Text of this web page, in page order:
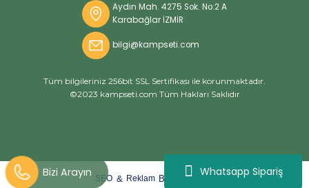
Whatsapp Sipariş
Aydın Mah. 4275 Sok. No:2 A
Karabağlar İZMİR
bilgi@kampseti.com
Tüm bilgileriniz 256bit SSL Sertifikası ile korunmaktadır.
©2023 kampseti.com Tüm Hakları Saklıdır
SEO & Reklam By aratify